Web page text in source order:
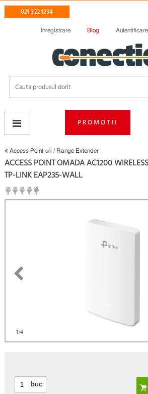
021 322 1234
Inregistrare Blog Autentificare
PROMOTII
Access Point-uri / Range Extender
1/4
ACCESS POINT OMADA AC1200
TP-LINK EAP235-WALL
(
buc